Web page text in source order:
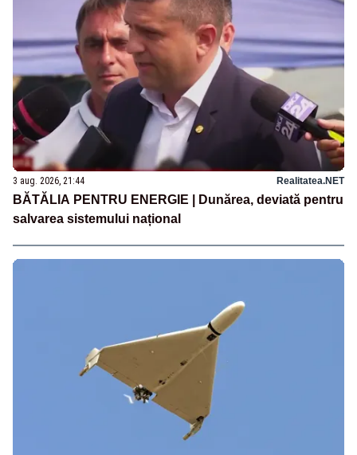
3 aug. 2026, 21:44 Realitatea.NET
BĂTĂLIA PENTRU ENERGIE | Dunărea, deviată pentru
salvarea sistemului național